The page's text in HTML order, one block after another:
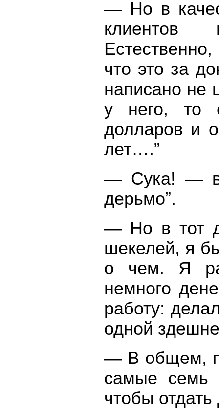
— Но в
клиентов
что это за
написано не
у него, то
долларов и
лет….”
— Сука! —
— Но в тот
шекелей, я
о чем. Я
немного
работу:
одной
— В общем,
самые семь
чтобы